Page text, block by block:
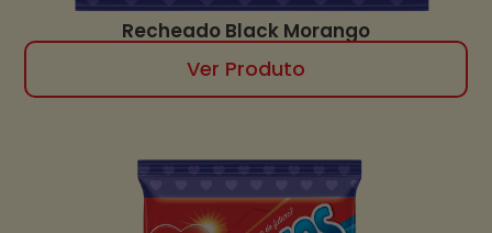
Recheado Black Morango
Ver Produto